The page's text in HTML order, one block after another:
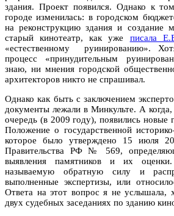
здания. Проект появился. Однако к
городе изменилась: в городском
на реконструкцию здания и создание
старый кинотеатр, как уже писала
«естественному руинированию».
процесс «принудительным
знаю, ни мнения городской
архитекторов никто не спрашивал.
Однако как быть с заключением
документы лежали в Минкульте. А
очередь (в 2009 году), появились новые
Положение о государственной
которое было утверждено 15 июля
Правительства РФ № 569,
выявления памятников и их
называемую обратную силу и
выполненные экспертизы, или
Ответа на этот вопрос я не услышала,
двух судебных заседаниях по зданию